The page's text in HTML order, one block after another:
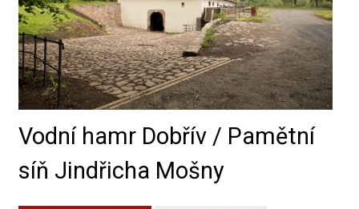
Vodní hamr Dobřív / Pamětní
síň Jindřicha Mošny